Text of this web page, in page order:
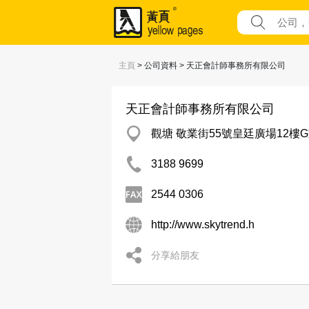
主頁 > 公司資料 > 天正會計師事務所有限公司
天正會計師事務所有限公司
觀塘 敬業街55號皇廷廣場12樓
3188 9699
2544 0306
http://www.skytrend.h
分享給朋友